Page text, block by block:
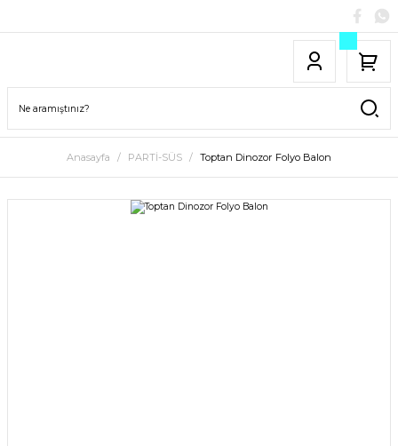
Anasayfa PARTİ-SÜS Toptan Dinozor Folyo Balon